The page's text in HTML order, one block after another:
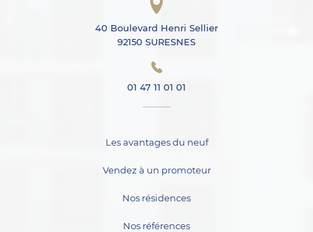
40 Boulevard Henri Sellier
92150 SURESNES
01 47 11 01 01
Les avantages du neuf
Vendez à un promoteur
Nos résidences
Nos références